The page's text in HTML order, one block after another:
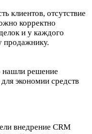
клиентов, отсутствие
корректно
и у каждого
продажнику.
нашли решение
экономии средств
внедрение CRM